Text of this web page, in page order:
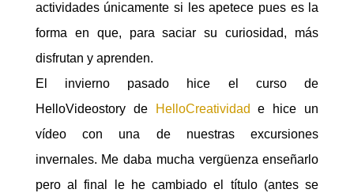
actividades únicamente si les apetece pues es la
forma en que, para saciar su curiosidad, más
disfrutan y aprenden.
El invierno pasado hice el curso de
HelloVideostory de
HelloCreatividad e hice un
vídeo con una de nuestras excursiones
invernales. Me daba mucha vergüenza enseñarlo
pero al final le he cambiado el título (antes se